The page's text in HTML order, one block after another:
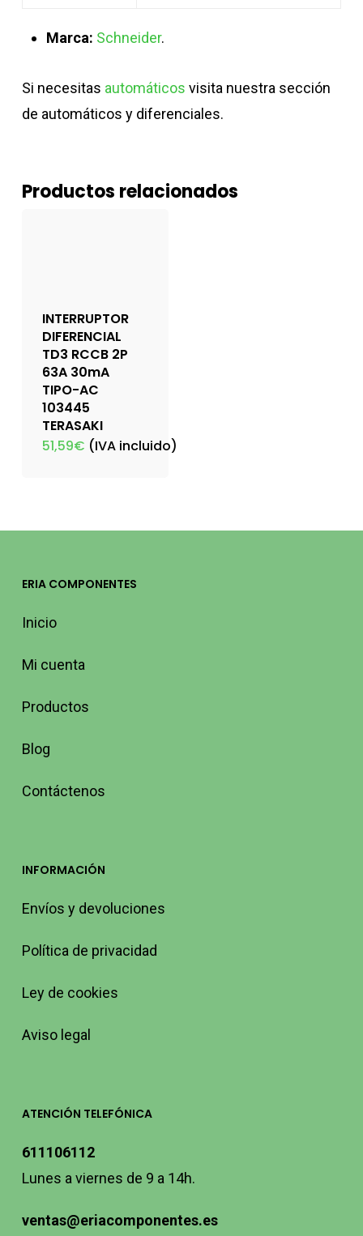
Marca: Schneider.
Si necesitas automáticos visita nuestra sección
de automáticos y diferenciales.
Productos relacionados
INTERRUPTOR
DIFERENCIAL
TD3 RCCB 2P
63A 30mA
TIPO-AC
103445
TERASAKI
51,59€ (IVA incluido)
ERIA COMPONENTES
Inicio
Mi cuenta
Productos
Blog
Contáctenos
INFORMACIÓN
Envíos y devoluciones
Política de privacidad
Ley de cookies
Aviso legal
ATENCIÓN TELEFÓNICA
611106112
Lunes a viernes de 9 a 14h.
ventas@eriacomponentes.es